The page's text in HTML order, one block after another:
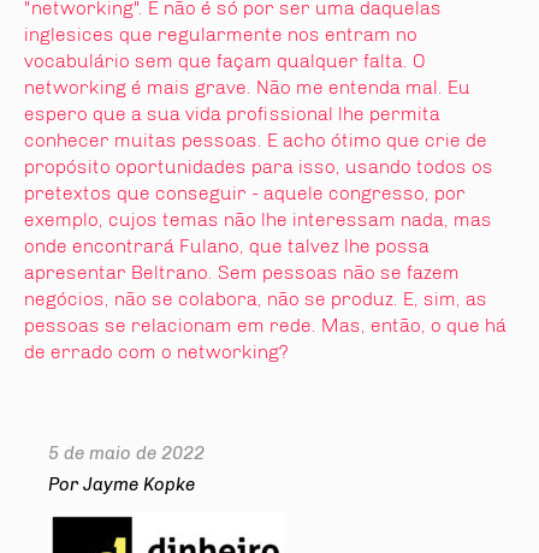
"networking". E não é só por ser uma daquelas
inglesices que regularmente nos entram no
vocabulário sem que façam qualquer falta. O
networking é mais grave. Não me entenda mal. Eu
espero que a sua vida profissional lhe permita
conhecer muitas pessoas. E acho ótimo que crie de
propósito oportunidades para isso, usando todos os
pretextos que conseguir - aquele congresso, por
exemplo, cujos temas não lhe interessam nada, mas
onde encontrará Fulano, que talvez lhe possa
apresentar Beltrano. Sem pessoas não se fazem
negócios, não se colabora, não se produz. E, sim, as
pessoas se relacionam em rede. Mas, então, o que há
de errado com o networking?
5 de maio de 2022
Por Jayme Kopke